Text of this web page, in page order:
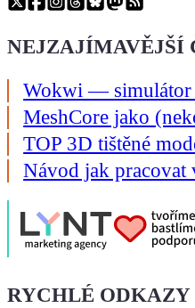
NEJZAJÍMAVĚJŠÍ
Wokwi — simulátor
MeshCore jako
TOP 3D tištěné
Návod jak pracovat
RYCHLÉ ODKAZY